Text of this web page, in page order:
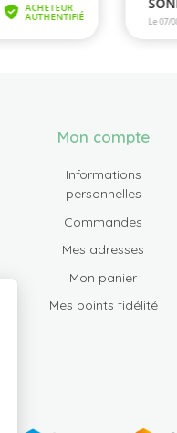
Mon compte
Informations
personnelles
Commandes
Mes adresses
Mon panier
Mes points fidélité